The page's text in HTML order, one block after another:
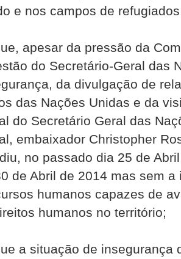
e nos campos de
apesar da pressão da
do Secretário-Geral das
da divulgação de
das Nações Unidas e da
do Secretário Geral das
embaixador Christopher
no passado dia 25 de
de Abril de 2014 mas sem
humanos capazes de
humanos no território;
a situação de insegurança